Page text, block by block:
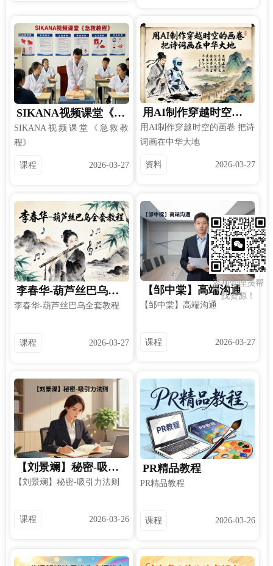
SIKANA视频课堂《急
救教程》
SIKANA视频课堂《急救教
程》
课程 2026-03-27
用AI制作穿越时空的
画卷 把诗词画在中华
大地
用AI制作穿越时空的画卷 把诗
词画在中华大地
资料 2026-03-27
李春华-葫芦丝巴乌全
套教程
李春华-葫芦丝巴乌全套教程
课程 2026-03-27
【邹中棠】高端沟通
【邹中棠】高端沟通
课程 2026-03-27
【刘景斓】秘密-吸引
力法则
【刘景斓】秘密-吸引力法则
课程 2026-03-26
PR精品教程
PR精品教程
课程 2026-03-26
添加管理员帮
找资源！